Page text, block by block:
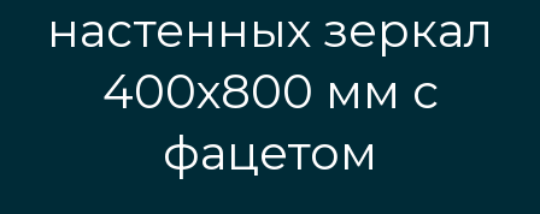
настенных зеркал
400х800 мм с
фацетом